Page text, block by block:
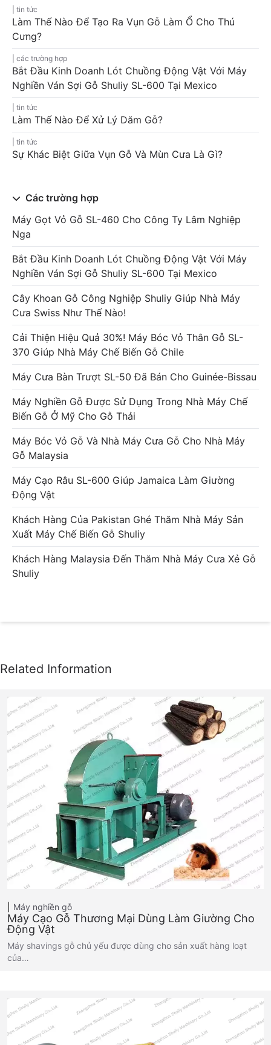
tin tức
Làm Thế Nào Để Tạo Ra Vụn Gỗ Làm Ổ Cho Thú
Cưng?
các trường hợp
Bắt Đầu Kinh Doanh Lót Chuồng Động Vật Với Máy
Nghiền Ván Sợi Gỗ Shuliy SL-600 Tại Mexico
tin tức
Làm Thế Nào Để Xử Lý Dăm Gỗ?
tin tức
Sự Khác Biệt Giữa Vụn Gỗ Và Mùn Cưa Là Gì?
Các trường hợp
Máy Gọt Vỏ Gỗ SL-460 Cho Công Ty Lâm Nghiệp
Nga
Bắt Đầu Kinh Doanh Lót Chuồng Động Vật Với Máy
Nghiền Ván Sợi Gỗ Shuliy SL-600 Tại Mexico
Cây Khoan Gỗ Công Nghiệp Shuliy Giúp Nhà Máy
Cưa Swiss Như Thế Nào!
Cải Thiện Hiệu Quả 30%! Máy Bóc Vỏ Thân Gỗ SL-
370 Giúp Nhà Máy Chế Biến Gỗ Chile
Máy Cưa Bàn Trượt SL-50 Đã Bán Cho Guinée-Bissau
Máy Nghiền Gỗ Được Sử Dụng Trong Nhà Máy Chế
Biến Gỗ Ở Mỹ Cho Gỗ Thải
Máy Bóc Vỏ Gỗ Và Nhà Máy Cưa Gỗ Cho Nhà Máy
Gỗ Malaysia
Máy Cạo Râu SL-600 Giúp Jamaica Làm Giường
Động Vật
Khách Hàng Của Pakistan Ghé Thăm Nhà Máy Sản
Xuất Máy Chế Biến Gỗ Shuliy
Khách Hàng Malaysia Đến Thăm Nhà Máy Cưa Xẻ Gỗ
Shuliy
Máy nghiền gỗ
Máy Cạo Gỗ Thương Mại Dùng Làm Giường Cho
Động Vật
Máy shavings gỗ chủ yếu được dùng cho sản xuất hàng loạt
của…